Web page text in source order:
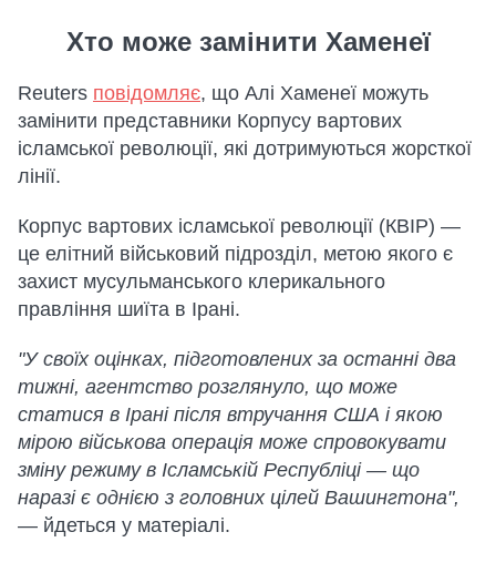
Хто може замінити Хаменеї
Reuters повідомляє, що Алі Хаменеї можуть
замінити представники Корпусу вартових
ісламської революції, які дотримуються жорсткої
лінії.
Корпус вартових ісламської революції (КВІР) —
це елітний військовий підрозділ, метою якого є
захист мусульманського клерикального
правління шиїта в Ірані.
"У своїх оцінках, підготовлених за останні два
тижні, агентство розглянуло, що може
статися в Ірані після втручання США і якою
мірою військова операція може спровокувати
зміну режиму в Ісламській Республіці — що
наразі є однією з головних цілей Вашингтона",
— йдеться у матеріалі.